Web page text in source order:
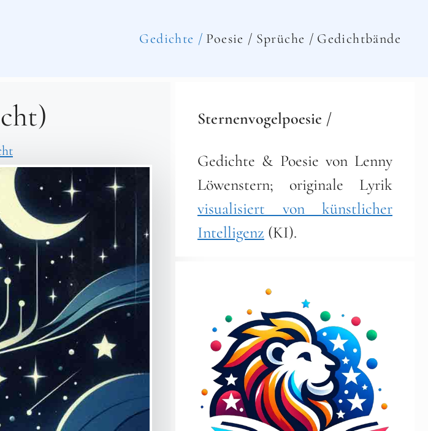
Gedichte / Poesie / Sprüche / Gedichtbände
Sternenvogelpoesie /
Gedichte & Poesie von Lenny
Löwenstern; originale Lyrik
visualisiert von künstlicher
Intelligenz (KI).